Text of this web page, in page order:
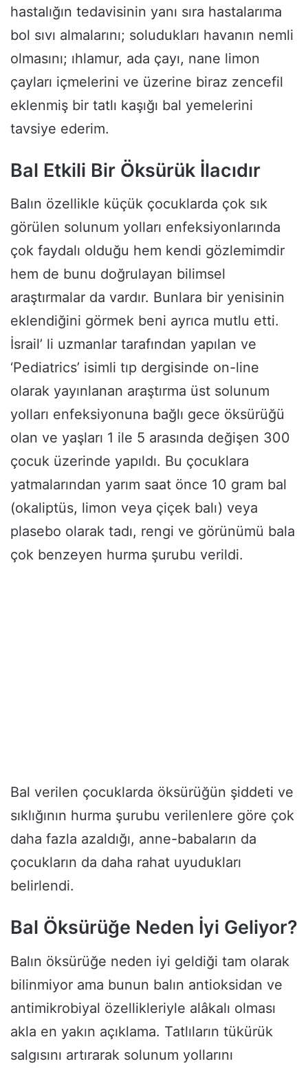
hastalığın tedavisinin yanı sıra hastalarıma
bol sıvı almalarını; soludukları havanın nemli
olmasını; ıhlamur, ada çayı, nane limon
çayları içmelerini ve üzerine biraz zencefil
eklenmiş bir tatlı kaşığı bal yemelerini
tavsiye ederim.
Bal Etkili Bir Öksürük İlacıdır
Balın özellikle küçük çocuklarda çok sık
görülen solunum yolları enfeksiyonlarında
çok faydalı olduğu hem kendi gözlemimdir
hem de bunu doğrulayan bilimsel
araştırmalar da vardır. Bunlara bir yenisinin
eklendiğini görmek beni ayrıca mutlu etti.
İsrail’ li uzmanlar tarafından yapılan ve
‘Pediatrics’ isimli tıp dergisinde on-line
olarak yayınlanan araştırma üst solunum
yolları enfeksiyonuna bağlı gece öksürüğü
olan ve yaşları 1 ile 5 arasında değişen 300
çocuk üzerinde yapıldı. Bu çocuklara
yatmalarından yarım saat önce 10 gram bal
(okaliptüs, limon veya çiçek balı) veya
plasebo olarak tadı, rengi ve görünümü bala
çok benzeyen hurma şurubu verildi.
Bal verilen çocuklarda öksürüğün şiddeti ve
sıklığının hurma şurubu verilenlere göre çok
daha fazla azaldığı, anne-babaların da
çocukların da daha rahat uyudukları
belirlendi.
Bal Öksürüğe Neden İyi Geliyor?
Balın öksürüğe neden iyi geldiği tam olarak
bilinmiyor ama bunun balın antioksidan ve
antimikrobiyal özellikleriyle alâkalı olması
akla en yakın açıklama. Tatlıların tükürük
salgısını artırarak solunum yollarını